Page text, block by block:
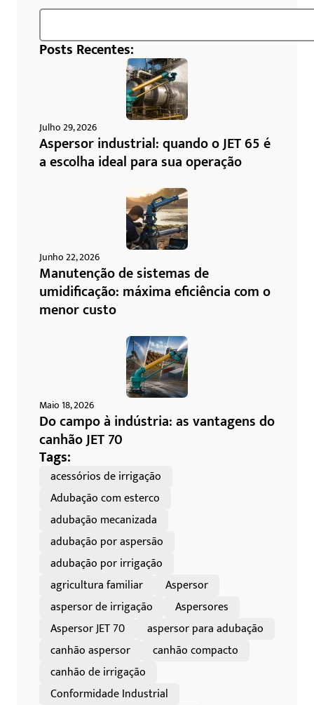
Posts Recentes:
Julho 29, 2026
Aspersor industrial: quando o JET 65 é
a escolha ideal para sua operação
Junho 22, 2026
Manutenção de sistemas de
umidificação: máxima eficiência com o
menor custo
Maio 18, 2026
Do campo à indústria: as vantagens do
canhão JET 70
Tags:
acessórios de irrigação
Adubação com esterco
adubação mecanizada
adubação por aspersão
adubação por irrigação
agricultura familiar
Aspersor
aspersor de irrigação
Aspersores
Aspersor JET 70
aspersor para adubação
canhão aspersor
canhão compacto
canhão de irrigação
Conformidade Industrial